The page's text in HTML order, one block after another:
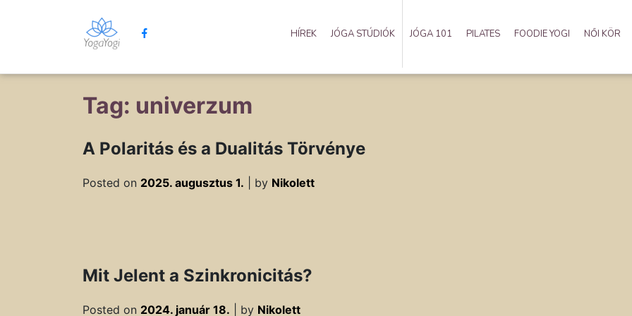
HÍREK JÓGA STÚDIÓK JÓGA 101 PILATES FOODIE YOGI NŐI KÖR
Tag: univerzum
A Polaritás és a Dualitás Törvénye
Posted on 2025. augusztus 1. by Nikolett
Mit Jelent a Szinkronicitás?
Posted on 2024. január 18. by Nikolett